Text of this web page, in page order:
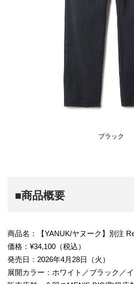
ブラック
■商品概要
商品名：【YANUK/ヤヌーク】別注
価格：¥34,100（税込）
発売日：2026年4月28日（火）
展開カラー：ホワイト／ブラック／